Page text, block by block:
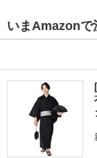
いまAmazonで